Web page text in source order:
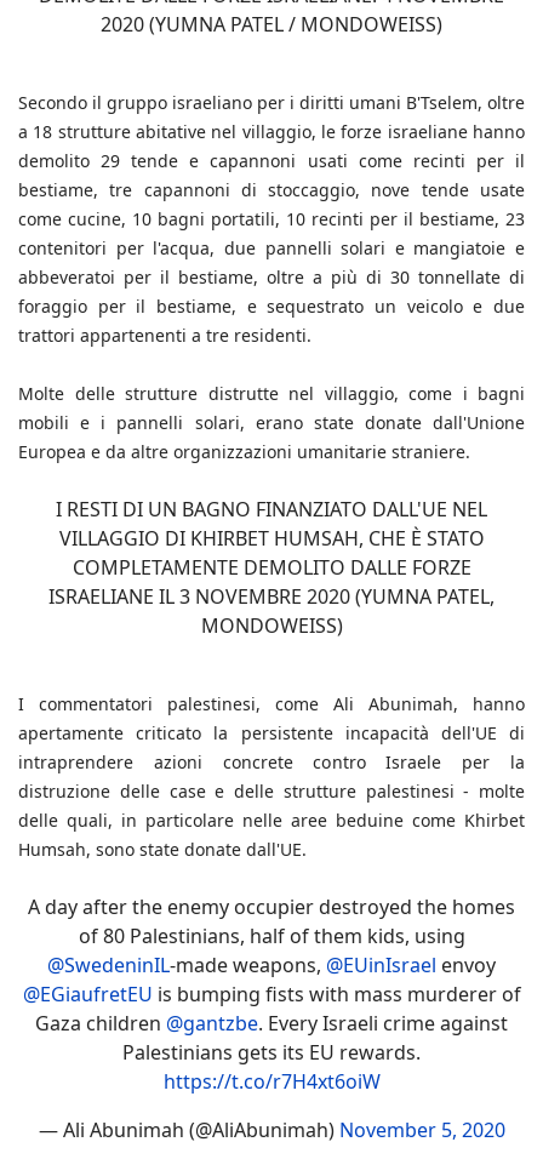
2020 (YUMNA PATEL / MONDOWEISS)
Secondo il gruppo israeliano per i diritti umani B'Tselem, oltre
a 18 strutture abitative nel villaggio, le forze israeliane hanno
demolito 29 tende e capannoni usati come recinti per il
bestiame, tre capannoni di stoccaggio, nove tende usate
come cucine, 10 bagni portatili, 10 recinti per il bestiame, 23
contenitori per l'acqua, due pannelli solari e mangiatoie e
abbeveratoi per il bestiame, oltre a più di 30 tonnellate di
foraggio per il bestiame, e sequestrato un veicolo e due
trattori appartenenti a tre residenti.
Molte delle strutture distrutte nel villaggio, come i bagni
mobili e i pannelli solari, erano state donate dall'Unione
Europea e da altre organizzazioni umanitarie straniere.
I RESTI DI UN BAGNO FINANZIATO DALL'UE NEL
VILLAGGIO DI KHIRBET HUMSAH, CHE È STATO
COMPLETAMENTE DEMOLITO DALLE FORZE
ISRAELIANE IL 3 NOVEMBRE 2020 (YUMNA PATEL,
MONDOWEISS)
I commentatori palestinesi, come Ali Abunimah, hanno
apertamente criticato la persistente incapacità dell'UE di
intraprendere azioni concrete contro Israele per la
distruzione delle case e delle strutture palestinesi - molte
delle quali, in particolare nelle aree beduine come Khirbet
Humsah, sono state donate dall'UE.
A day after the enemy occupier destroyed the homes
of 80 Palestinians, half of them kids, using
@SwedeninIL-made weapons, @EUinIsrael envoy
@EGiaufretEU is bumping fists with mass murderer of
Gaza children @gantzbe. Every Israeli crime against
Palestinians gets its EU rewards.
https://t.co/r7H4xt6oiW
— Ali Abunimah (@AliAbunimah) November 5, 2020